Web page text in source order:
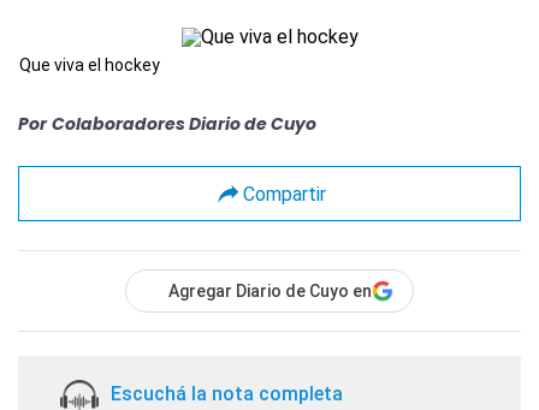
Que viva el hockey
Por Colaboradores Diario de Cuyo
Compartir
Agregar Diario de Cuyo en
Escuchá la nota completa